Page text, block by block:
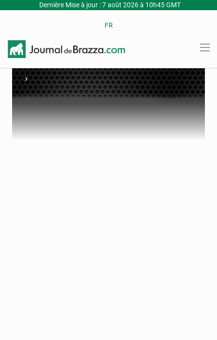
Dernière Mise à jour : 7 août 2026 à 10h45 GMT
FR
›